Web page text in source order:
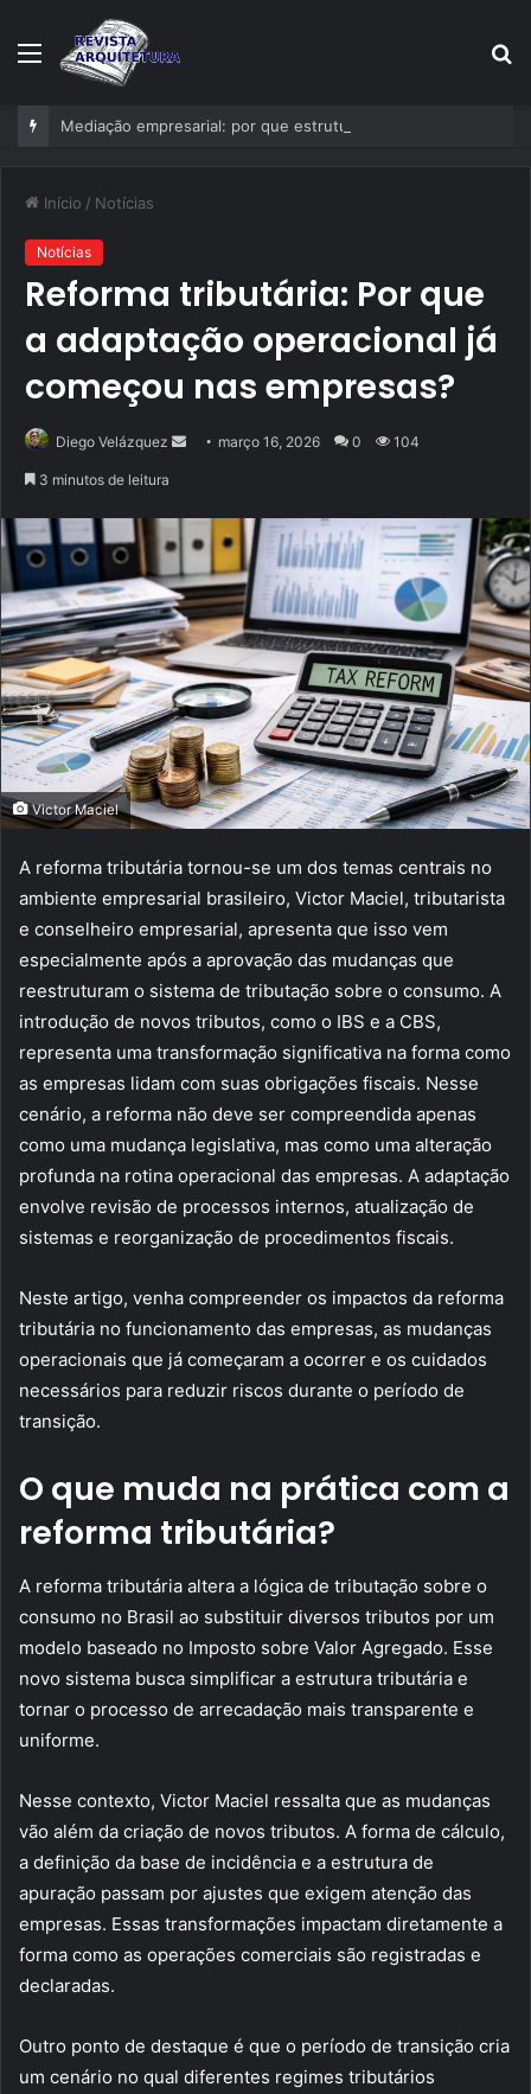
Menu
Início / Notícias
Notícias
Reforma tributária: Por que
a adaptação operacional já
começou nas empresas?
Diego Velázquez
Mandemarço 16, 2026 0 104
3 minutos de leitura
Victor Maciel
A reforma tributária tornou-se um dos temas centrais no
ambiente empresarial brasileiro, Victor Maciel, tributarista
e conselheiro empresarial, apresenta que isso vem
especialmente após a aprovação das mudanças que
reestruturam o sistema de tributação sobre o consumo. A
introdução de novos tributos, como o IBS e a CBS,
representa uma transformação significativa na forma como
as empresas lidam com suas obrigações fiscais. Nesse
cenário, a reforma não deve ser compreendida apenas
como uma mudança legislativa, mas como uma alteração
profunda na rotina operacional das empresas. A adaptação
envolve revisão de processos internos, atualização de
sistemas e reorganização de procedimentos fiscais.
Neste artigo, venha compreender os impactos da reforma
tributária no funcionamento das empresas, as mudanças
operacionais que já começaram a ocorrer e os cuidados
necessários para reduzir riscos durante o período de
transição.
O que muda na prática com a
reforma tributária?
A reforma tributária altera a lógica de tributação sobre o
consumo no Brasil ao substituir diversos tributos por um
modelo baseado no Imposto sobre Valor Agregado. Esse
novo sistema busca simplificar a estrutura tributária e
tornar o processo de arrecadação mais transparente e
uniforme.
Nesse contexto, Victor Maciel ressalta que as mudanças
vão além da criação de novos tributos. A forma de cálculo,
a definição da base de incidência e a estrutura de
apuração passam por ajustes que exigem atenção das
empresas. Essas transformações impactam diretamente a
forma como as operações comerciais são registradas e
declaradas.
Outro ponto de destaque é que o período de transição cria
um cenário no qual diferentes regimes tributários